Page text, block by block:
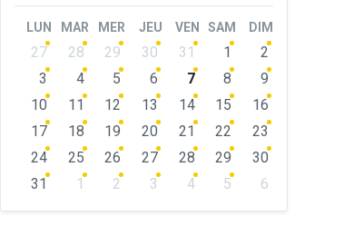
LUN MAR MER JEU VEN SAM DIM
Skip
calendar
days
27 28 29 30 31 1
2
3
4 5 6 7 8
9
10
11 12 13 14 15
16
17
18 19 20 21 22
23
24
25 26 27 28 29
30
31
1 2 3 4 5
6